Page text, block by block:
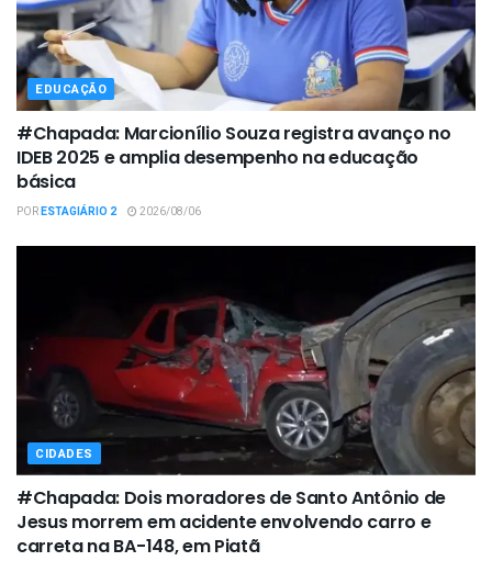
EDUCAÇÃO
#Chapada: Marcionílio Souza registra avanço no
IDEB 2025 e amplia desempenho na educação
básica
PORESTAGIÁRIO 2 2026/08/06
CIDADES
#Chapada: Dois moradores de Santo Antônio de
Jesus morrem em acidente envolvendo carro e
carreta na BA-148, em Piatã